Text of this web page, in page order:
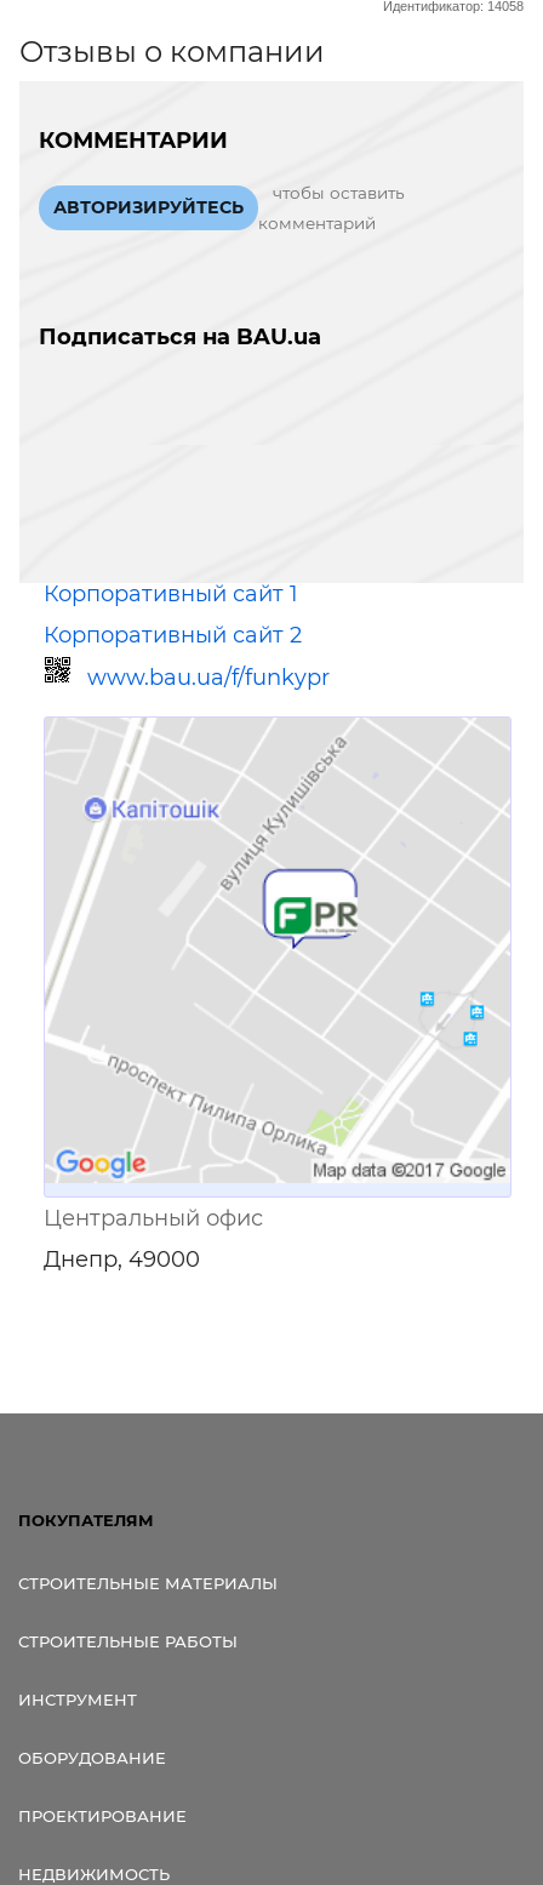
Идентификатор: 14058
Отзывы о компании
КОММЕНТАРИИ
АВТОРИЗИРУЙТЕСЬ
чтобы оставить
комментарий
Подписаться на BAU.ua
Корпоративный сайт 1
Корпоративный сайт 2
www.bau.ua/f/funkypr
Ссылка для мобильных устройств
Центральный офис
Днепр, 49000
ПОКУПАТЕЛЯМ
СТРОИТЕЛЬНЫЕ МАТЕРИАЛЫ
СТРОИТЕЛЬНЫЕ РАБОТЫ
ИНСТРУМЕНТ
ОБОРУДОВАНИЕ
ПРОЕКТИРОВАНИЕ
НЕДВИЖИМОСТЬ